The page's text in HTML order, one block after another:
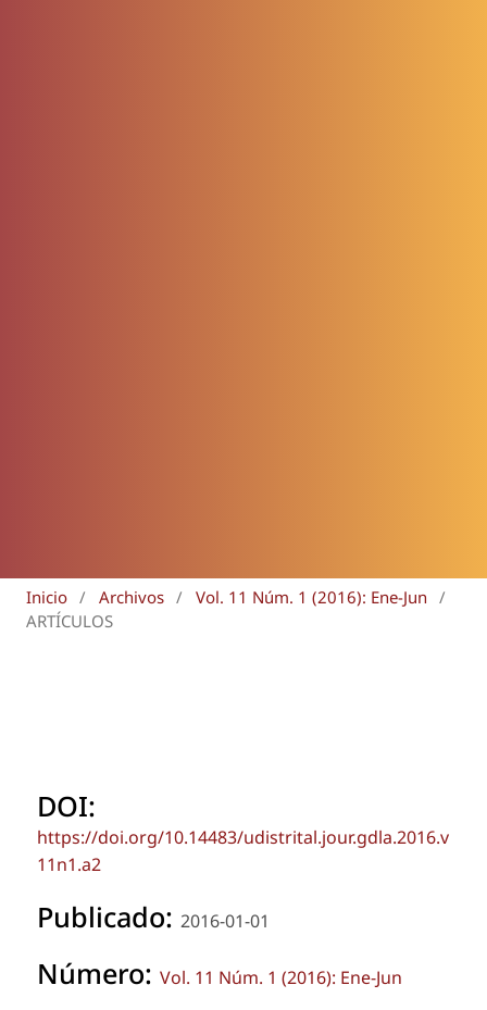
Inicio / Archivos / Vol. 11 Núm. 1 (2016): Ene-Jun
/
ARTÍCULOS
DOI:
https://doi.org/10.14483/udistrital.jour.gdla.2016.v
11n1.a2
Publicado: 2016-01-01
Número: Vol. 11 Núm. 1 (2016): Ene-Jun